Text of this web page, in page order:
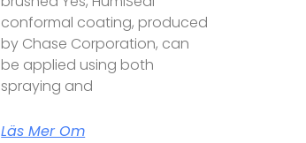
conformal coating, produced
by Chase Corporation, can
be applied using both
spraying and
Läs Mer Om